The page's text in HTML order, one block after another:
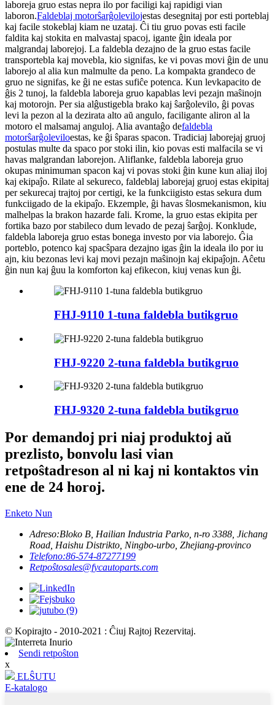
laboreja gruo estas nepra ilo por faciligi kaj rapidigi vian
laboron.Faldeblaj motorŝarĝolevilojestas desegnitaj por esti porteblaj
kaj facile stokeblaj kiam ne uzataj. Ĉi tiu gruo povas esti facile
faldita kaj stokita en malvastaj spacoj, igante ĝin ideala por
malgrandaj laborejoj. La faldebla dezajno de la gruo estas facile
transportebla kaj movebla, kio signifas, ke vi povas movi ĝin de unu
laborejo al alia kun malmulte da peno. La kompakta grandeco de
gruo ne signifas, ke ĝi ne estas sufiĉe potenca. Kun levkapacito de
ĝis 2 tunoj, la faldebla laboreja gruo kapablas levi pezajn maŝinojn
kaj motorojn. Per sia alĝustigebla brako kaj ŝarĝolevilo, ĝi povas
levi la pezon al la dezirata alto aŭ angulo, faciligante aliron al la
motoro el malsamaj anguloj. Alia avantaĝo defaldebla
motorŝarĝoleviloestas, ke ĝi ŝparas spacon. Tradiciaj laborejaj gruoj
postulas multe da spaco por stoki ilin, kio povas esti malfacila se vi
havas malgrandan laborejon. Aliflanke, faldebla laboreja gruo
okupas minimuman spacon kaj vi povas stoki ĝin kune kun aliaj iloj
kaj ekipaĵo. Rilate al sekureco, faldeblaj laborejaj gruoj estas ekipitaj
per sekurecaj trajtoj por certigi, ke la funkciigisto estas sekura dum
funkciigado de la ekipaĵo. Ekzemple, ĝi havas ŝlosmekanismon, kiu
malhelpas la brakon hazarde fali. Krome, la gruo estas ekipita per
fortika bazo por stabileco dum levado de pezaj ŝarĝoj. Konklude,
faldebla laboreja gruo estas bonega investo por via laborejo. Ĝia
porteblo, potenco kaj spacŝpara dezajno igas ĝin la ideala ilo por iu
ajn, kiu bezonas levi kaj movi pezajn maŝinojn kaj ekipaĵojn. Aĉetu
ĝin nun kaj ĝuu la komforton kaj efikecon, kiuj venas kun ĝi.
FHJ-9110 1-tuna faldebla butikgruo
FHJ-9220 2-tuna faldebla butikgruo
FHJ-9320 2-tuna faldebla butikgruo
Por demandoj pri niaj produktoj aŭ
prezlisto, bonvolu lasi vian
retpoŝtadreson al ni kaj ni kontaktos vin
ene de 24 horoj.
Enketo Nun
Adreso:Bloko B, Hailian Industria Parko, n-ro 3388, Jichang
Road, Haishu Distrikto, Ningbo-urbo, Zhejiang-provinco
Telefono:86-574-87277199
Retpoŝtosales@fycautoparts.com
© Kopirajto - 2010-2021 : Ĉiuj Rajtoj Rezervitaj.
Sendi retpoŝton
x
ELŜUTU
E-katalogo